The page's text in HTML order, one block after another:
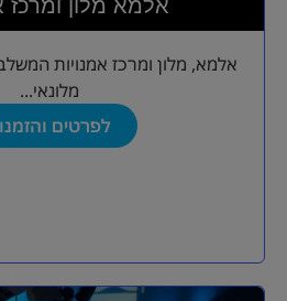
אלמא מלון ומרכז
אלמא, מלון ומרכז אמנויות המשלב
מלונאי...
לפרטים